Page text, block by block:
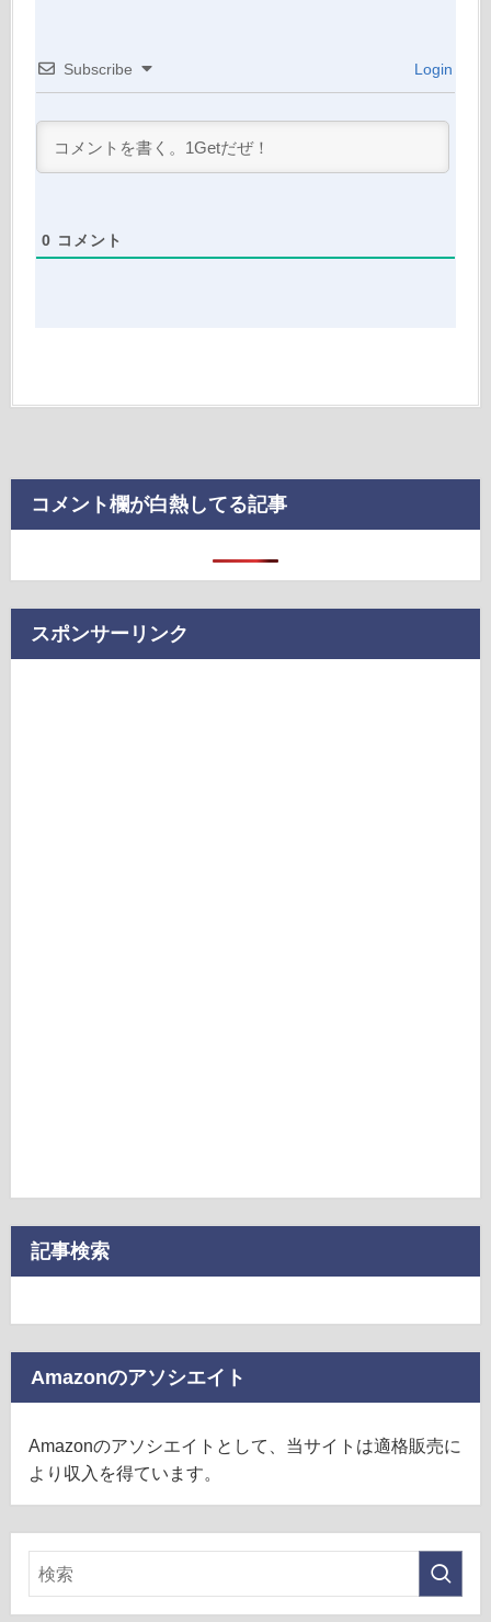
Subscribe Login
0 コメント
コメント欄が白熱してる記事
スポンサーリンク
記事検索
Amazonのアソシエイト
Amazonのアソシエイトとして、当サイトは適格販売に
より収入を得ています。